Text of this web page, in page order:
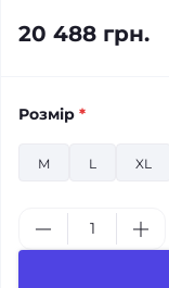
20 488 грн.
Розмір *
M L XL